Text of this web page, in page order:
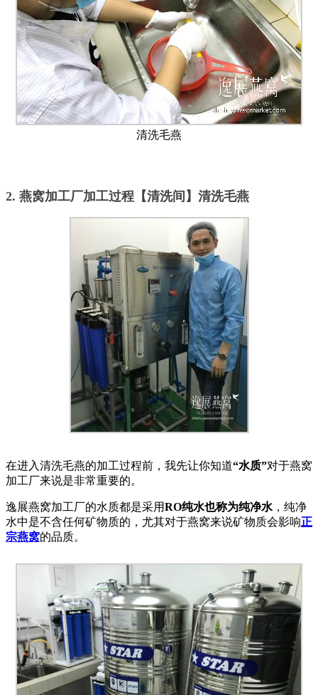
清洗毛燕
2. 燕窝加工厂加工过程【清洗间】清洗毛燕
在进入清洗毛燕的加工过程前，我先让你知道“水质”对于燕窝
加工厂来说是非常重要的。
逸展燕窝加工厂的水质都是采用RO纯水也称为纯净水 ，纯净
水中是不含任何矿物质的，尤其对于燕窝来说矿物质会影响正
宗燕窝的品质。